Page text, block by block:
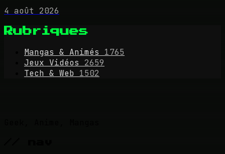
4 août 2026
Rubriques
Mangas & Animés
1765
Jeux Vidéos
2659
Tech & Web 1502